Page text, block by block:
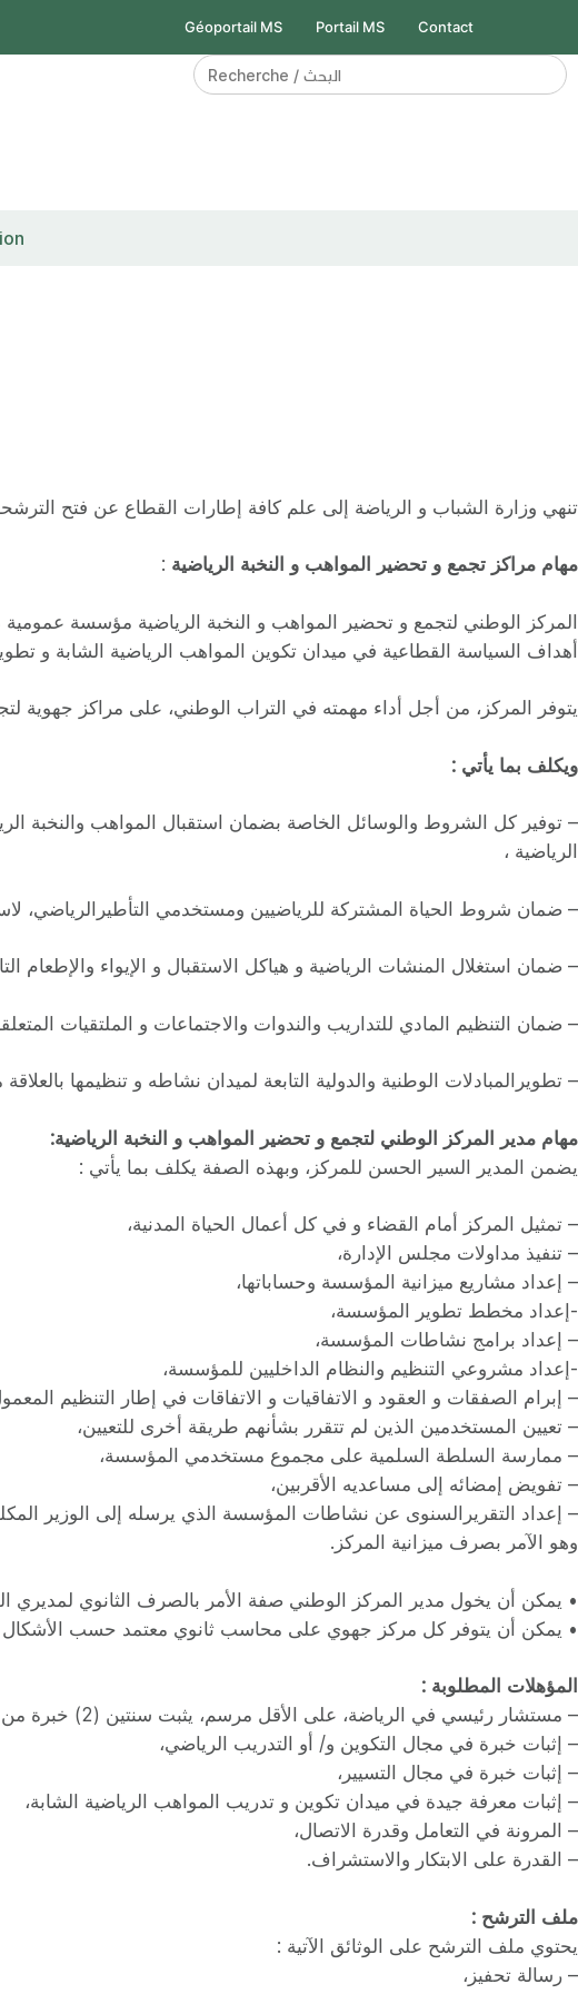
Géoportail MS Portail MS Contact
Search
for:
تنهي وزارة الشباب و الرياضة إلى علم كافة إطارات القطاع عن فتح
مهام مراكز تجمع و تحضير المواهب و النخبة الرياضية :
المركز الوطني لتجمع و تحضير المواهب و النخبة الرياضية مؤسسة عمومية
أهداف السياسة القطاعية في ميدان تكوين المواهب الرياضية الشابة و
يتوفر المركز، من أجل أداء مهمته في التراب الوطني، على مراكز جهوية
ويكلف بما يأتي :
– توفير كل الشروط والوسائل الخاصة بضمان استقبال المواهب والنخبة
الرياضية ،
– ضمان شروط الحياة المشتركة للرياضيين ومستخدمي التأطيرالرياضي،
– ضمان استغلال المنشات الرياضية و هياكل الاستقبال و الإيواء والإطعام
– ضمان التنظيم المادي للتداريب والندوات والاجتماعات و الملتقيات
– تطويرالمبادلات الوطنية والدولية التابعة لميدان نشاطه و تنظيمها
مهام مدير المركز الوطني لتجمع و تحضير المواهب و النخبة الرياضية:
يضمن المدير السير الحسن للمركز، وبهذه الصفة يكلف بما يأتي :
– تمثيل المركز أمام القضاء و في كل أعمال الحياة المدنية،
– تنفيذ مداولات مجلس الإدارة،
– إعداد مشاريع ميزانية المؤسسة وحساباتها،
-إعداد مخطط تطوير المؤسسة،
– إعداد برامج نشاطات المؤسسة،
-إعداد مشروعي التنظيم والنظام الداخليين للمؤسسة،
– إبرام الصفقات و العقود و الاتفاقيات و الاتفاقات في إطار التنظيم
– تعيين المستخدمين الذين لم تتقرر بشأنهم طريقة أخرى للتعيين،
– ممارسة السلطة السلمية على مجموع مستخدمي المؤسسة،
– تفويض إمضائه إلى مساعديه الأقربين،
– إعداد التقريرالسنوى عن نشاطات المؤسسة الذي يرسله إلى الوزير
وهو الآمر بصرف ميزانية المركز.
• يمكن أن يخول مدير المركز الوطني صفة الأمر بالصرف الثانوي لمديري
• يمكن أن يتوفر كل مركز جهوي على محاسب ثانوي معتمد حسب الأشكال
المؤهلات المطلوبة :
– مستشار رئيسي في الرياضة، على الأقل مرسم، يثبت سنتين (2) خبرة من الأقدمية بصفة موظف و/أو مستشار الرياضة، يثبت ثلاث (3) سنوات من الخدمة الفعلية بهذه الصفة،
– إثبات خبرة في مجال التكوين و/ أو التدريب الرياضي،
– إثبات خبرة في مجال التسيير،
– إثبات معرفة جيدة في ميدان تكوين و تدريب المواهب الرياضية الشابة،
– المرونة في التعامل وقدرة الاتصال،
– القدرة على الابتكار والاستشراف.
ملف الترشح :
يحتوي ملف الترشح على الوثائق الآتية :
– رسالة تحفيز،